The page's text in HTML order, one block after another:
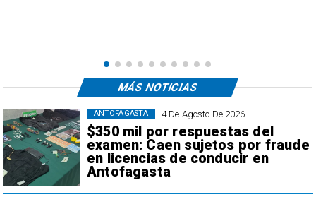
4 De Agosto De 2026
$350 mil por respuestas del
examen: Caen sujetos por fraude
en licencias de conducir en
Antofagasta
ANTOFAGASTA
MÁS NOTICIAS